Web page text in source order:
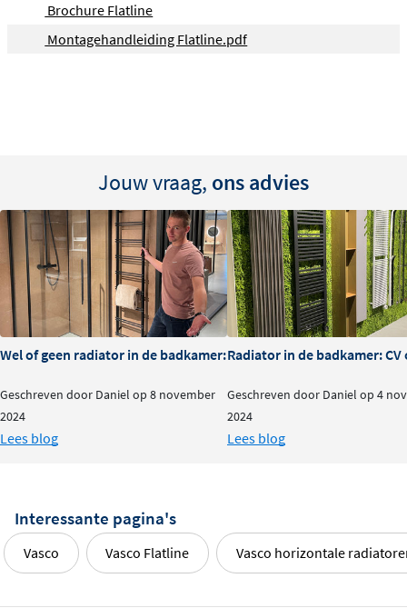
Brochure Flatline
Montagehandleiding Flatline.pdf
Jouw vraag, ons advies
Wel of geen radiator in de badkamer: is het nodig?
Geschreven door Daniel op 8 november
2024
Lees blog
Radiator in de badkamer:
Geschreven door Daniel op 4
2024
Lees blog
Interessante pagina's
Vasco Vasco Flatline Vasco horizontale